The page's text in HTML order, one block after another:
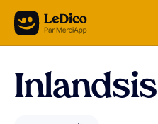
Aller au contenu
Inlandsis